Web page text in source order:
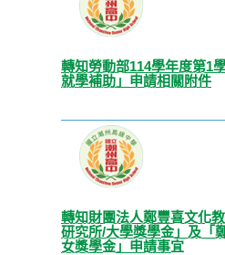
轉知勞動部114學年度第1
就學補助」申請相關附件
轉知財團法人鄭豐喜文化
研究所/大學獎學金」及「
女獎學金」申請事宜